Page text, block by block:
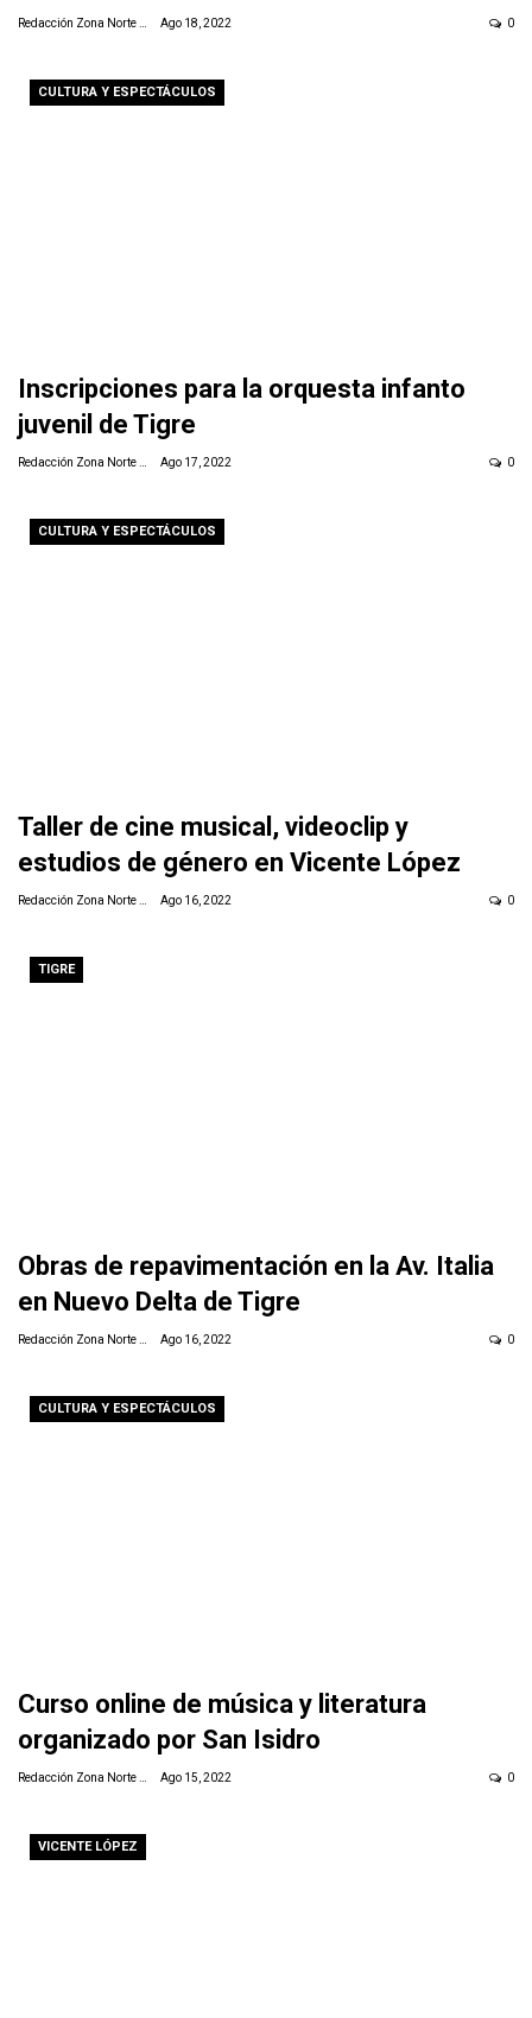
Redacción Zona Norte Daily Ago 18, 2022 0
CULTURA Y ESPECTÁCULOS
Inscripciones para la orquesta infanto
juvenil de Tigre
Ago 17, 2022 0
CULTURA Y ESPECTÁCULOS
Taller de cine musical, videoclip y
estudios de género en Vicente López
Ago 16, 2022 0
TIGRE
Obras de repavimentación en la Av. Italia
en Nuevo Delta de Tigre
Ago 16, 2022 0
CULTURA Y ESPECTÁCULOS
Curso online de música y literatura
organizado por San Isidro
Ago 15, 2022 0
VICENTE LÓPEZ